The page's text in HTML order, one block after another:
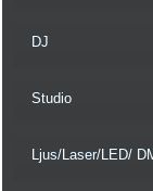
DJ
Studio
Ljus/Laser/LED/